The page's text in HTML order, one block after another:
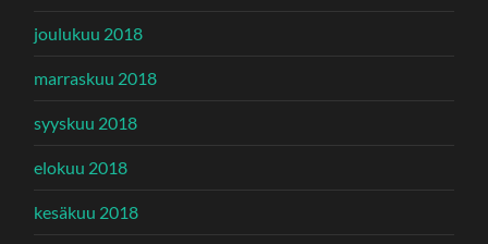
joulukuu 2018
marraskuu 2018
syyskuu 2018
elokuu 2018
kesäkuu 2018